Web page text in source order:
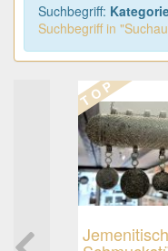
Suchbegriff:
Suchbegriff in
T O P